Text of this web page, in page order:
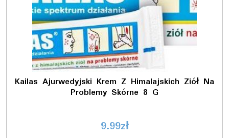
Kailas Ajurwedyjski Krem Z Himalajskich Ziół Na
Problemy Skórne 8 G
9.99zł